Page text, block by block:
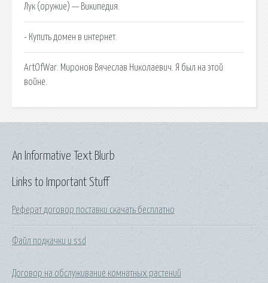
Лук (оружие) — Википедия.
- Купить домен в интернет.
ArtOfWar. Миронов Вячеслав Николаевич. Я был на этой
войне.
Links to Important Stuff
Реферат договор поставки скачать бесплатно
Файл подкачки и ssd
Договор на обслуживание комнатных растений
An Informative Text Blurb